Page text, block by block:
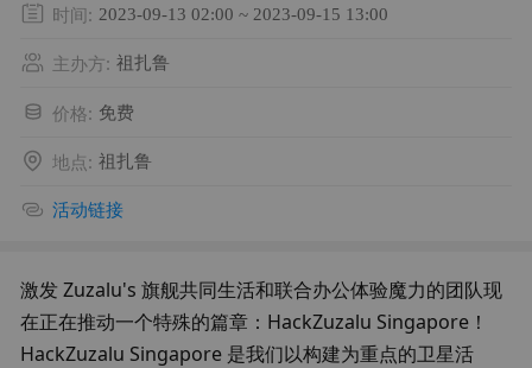
时间: 2023-09-13 02:00 ~ 2023-09-15 13:00
主办方: 祖扎鲁
价格: 免费
地点 : 祖扎鲁
活动链接
激发 Zuzalu's 旗舰共同生活和联合办公体验魔力的团队现
在正在推动一个特殊的篇章：HackZuzalu Singapore！
HackZuzalu Singapore 是我们以构建为重点的卫星活